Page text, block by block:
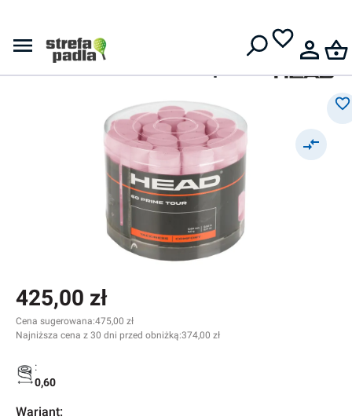
Owijki zewnętrzne
Head Prime Tour 60P - pink
425,00 zł
Cena sugerowana:475,00 zł
Najniższa cena z 30 dni przed obniżką:374,00 zł
:
0,60
Wariant: